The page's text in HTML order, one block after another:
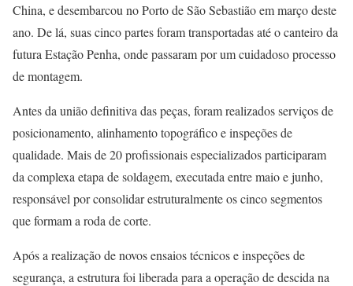
China, e desembarcou no Porto de São Sebastião em março deste
ano. De lá, suas cinco partes foram transportadas até o canteiro da
futura Estação Penha, onde passaram por um cuidadoso processo
de montagem.
Antes da união definitiva das peças, foram realizados serviços de
posicionamento, alinhamento topográfico e inspeções de
qualidade. Mais de 20 profissionais especializados participaram
da complexa etapa de soldagem, executada entre maio e junho,
responsável por consolidar estruturalmente os cinco segmentos
que formam a roda de corte.
Após a realização de novos ensaios técnicos e inspeções de
segurança, a estrutura foi liberada para a operação de descida na